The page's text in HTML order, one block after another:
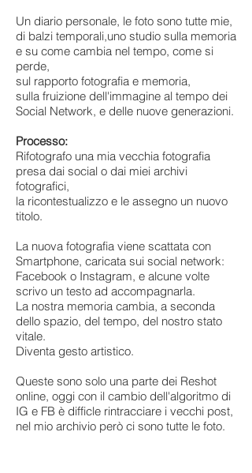
Un diario personale, le foto sono tutte mie,
di balzi temporali,uno studio sulla memoria
e su come cambia nel tempo, come si
perde,
sul rapporto fotografia e memoria,
sulla fruizione dell'immagine al tempo dei
Social Network, e delle nuove generazioni.
Processo:
Rifotografo una mia vecchia fotografia
presa dai social o dai miei archivi
fotografici,
la ricontestualizzo e le assegno un nuovo
titolo.
La nuova fotografia viene scattata con
Smartphone​, caricata sui social network​:
Facebook o Instagram, e alcune volte
scrivo un testo ad accompagnarla.
La nostra memoria cambia, a seconda
dello spazio, del tempo, del nostro stato
vitale.
Diventa gesto artistico.
Queste sono solo una parte dei Reshot
online, oggi con il cambio dell'algoritmo di
IG e FB è difficle rintracciare i vecchi post,
nel mio archivio però ci sono tutte le foto.